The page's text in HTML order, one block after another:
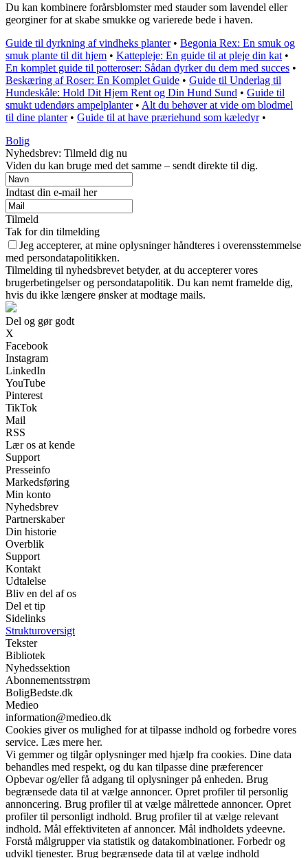
Du kan kombinere forårsblomster med stauder som lavendel eller
georginer for at skabe smukke og varierede bede i haven.
Guide til dyrkning af vindheks planter• Begonia Rex: En smuk og
smuk plante til dit hjem • Kattepleje: En guide til at pleje din kat •
En komplet guide til potteroser: Sådan dyrker du dem med succes •
Beskæring af Roser: En Komplet Guide • Guide til Underlag til
Hundeskåle: Hold Dit Hjem Rent og Din Hund Sund • Guide til
smukt udendørs ampelplanter• Alt du behøver at vide om blodmel
til dine planter• Guide til at have præriehund som kæledyr•
Bolig
Nyhedsbrev: Tilmeld dig nu
Viden du kan bruge med det samme – sendt direkte til dig.
Indtast din e-mail her
Tilmeld
Tak for din tilmelding
Jeg accepterer, at mine oplysninger håndteres i overensstemmelse
med persondatapolitikken.
Tilmelding til nyhedsbrevet betyder, at du accepterer vores
brugerbetingelser og persondatapolitik. Du kan nemt framelde dig,
hvis du ikke længere ønsker at modtage mails.
Del og gør godt
X
Facebook
Instagram
LinkedIn
YouTube
Pinterest
TikTok
Mail
RSS
Lær os at kende
Support
Presseinfo
Markedsføring
Min konto
Nyhedsbrev
Partnerskaber
Din historie
Overblik
Support
Kontakt
Udtalelse
Bliv en del af os
Del et tip
Sidelinks
Strukturoversigt
Tekster
Bibliotek
Nyhedssektion
Abonnementsstrøm
BoligBedste.dk
Medieo
information@medieo.dk
Cookies giver os mulighed for at tilpasse indhold og forbedre vores
service. Læs mere her.
Vi gemmer og tilgår oplysninger med hjælp fra cookies. Dine data
behandles med respekt, og du kan tilpasse dine præferencer
Opbevar og/eller få adgang til oplysninger på enheden. Brug
begrænsede data til at vælge annoncer. Opret profiler til personlig
annoncering. Brug profiler til at vælge målrettede annoncer. Opret
profiler til personligt indhold. Brug profiler til at vælge relevant
indhold. Mål effektiviteten af annoncer. Mål indholdets ydeevne.
Forstå målgrupper via statistik og datakombinationer. Forbedr og
udvikl tjenester. Brug begrænsede data til at vælge indhold